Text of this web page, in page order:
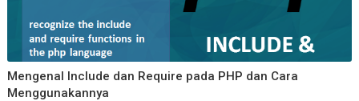
Mengenal Include dan Require pada PHP dan Cara
Menggunakannya